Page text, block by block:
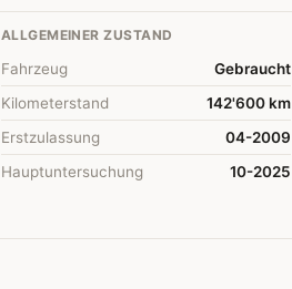
ALLGEMEINER ZUSTAND
Fahrzeug
Gebraucht
Kilometerstand
142'600 km
Erstzulassung
04-2009
Hauptuntersuchung
10-2025